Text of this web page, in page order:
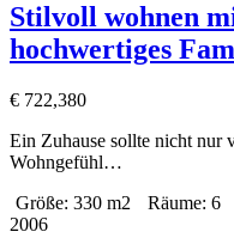
Stilvoll wohnen
hochwertiges
€ 722,380
Ein Zuhause sollte nicht nur
Wohngefühl…
Größe: 330 m2 Räume: 6
2006